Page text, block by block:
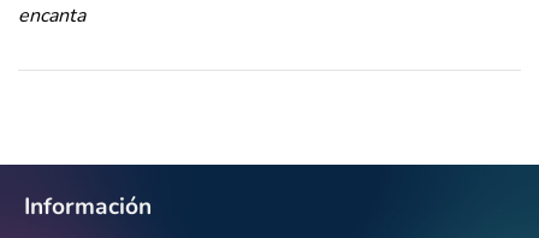
encanta
Información